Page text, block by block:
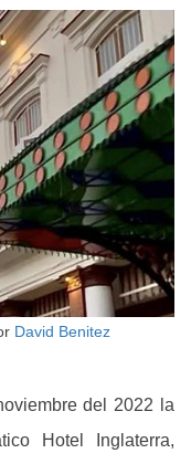
David Benitez
del 2022 la
Hotel Inglaterra,